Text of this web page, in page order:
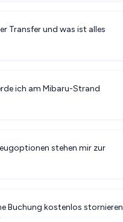
Transfer und was ist alles
ich am Mibaru-Strand
stehen mir zur
Buchung kostenlos stornieren